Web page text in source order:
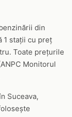
din
1 stații cu preț
Toate prețurile
Monitorul
Suceava,